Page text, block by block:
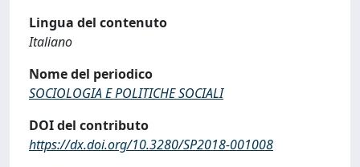
Lingua del contenuto
Italiano
Nome del periodico
SOCIOLOGIA E POLITICHE SOCIALI
DOI del contributo
https://dx.doi.org/10.3280/SP2018-001008